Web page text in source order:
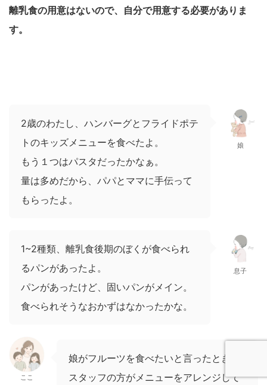
離乳食の用意はないので、自分で用意する必要がありま
す。
2歳のわたし、ハンバーグとフライドポテ
トのキッズメニューを食べたよ。
もう１つはパスタだったかなぁ。
量は多めだから、パパとママに手伝って
もらったよ。
娘
1~2種類、離乳食後期のぼくが食べられ
るパンがあったよ。
パンがあったけど、固いパンがメイン。
食べられそうなおかずはなかったかな。
息子
ここ
娘がフルーツを食べたいと言ったとき、
スタッフの方がメニューをアレンジして